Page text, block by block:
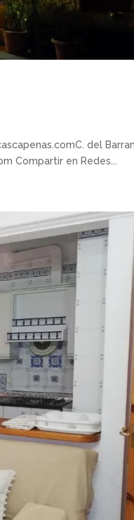
del
Compartir en Redes...